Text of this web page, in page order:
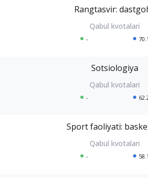
Rangtasvir:
- 70.1
Sotsiologiya
-
Sport faoliyati:
- 58.1